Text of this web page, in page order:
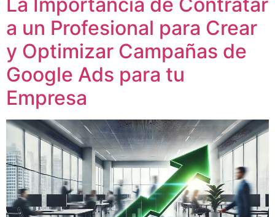
La Importancia de Contratar
a un Profesional para Crear
y Optimizar Campañas de
Google Ads para tu
Empresa